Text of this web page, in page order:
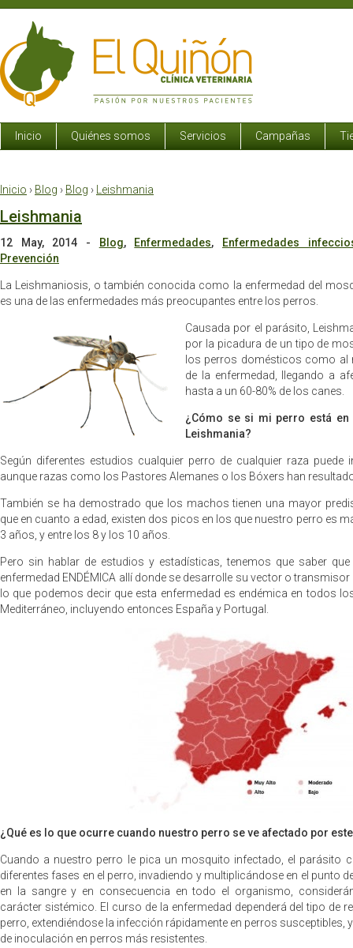
Inicio Quiénes somos Servicios Campañas
Inicio › Blog › Blog › Leishmania
Leishmania
12 May, 2014 - Blog, Enfermedades,
Enfermedades
Prevención
La Leishmaniosis, o también conocida como la enfermedad del
es una de las enfermedades más preocupantes entre los perros.
Causada por el parásito,
por la picadura de un tipo de
los perros domésticos como al
de la enfermedad, llegando a
hasta a un 60-80% de los canes.
¿Cómo se si mi perro está
Leishmania?
Según diferentes estudios cualquier perro de cualquier raza puede
aunque razas como los Pastores Alemanes o los Bóxers han
También se ha demostrado que los machos tienen una mayor
que en cuanto a edad, existen dos picos en los que nuestro perro es
3 años, y entre los 8 y los 10 años.
Pero sin hablar de estudios y estadísticas, tenemos que saber
enfermedad ENDÉMICA allí donde se desarrolle su vector o
lo que podemos decir que esta enfermedad es endémica en todos
Mediterráneo, incluyendo entonces España y Portugal.
¿Qué es lo que ocurre cuando nuestro perro se ve afectado por
Cuando a nuestro perro le pica un mosquito infectado, el parásito
diferentes fases en el perro, invadiendo y multiplicándose en el punto
en la sangre y en consecuencia en todo el organismo,
carácter sistémico. El curso de la enfermedad dependerá del tipo de
perro, extendiéndose la infección rápidamente en perros susceptibles,
de inoculación en perros más resistentes.